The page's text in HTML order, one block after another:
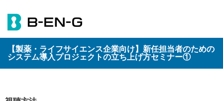
【製薬・ライフサイエンス企業向け】新任担当者のための
システム導入プロジェクトの立ち上げ方セミナー①